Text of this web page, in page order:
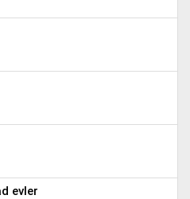
evler